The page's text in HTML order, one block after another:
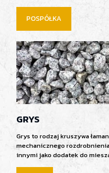
POSPÓŁKA
GRYS
Grys to rodzaj kruszywa
mechanicznego
innymi jako dodatek do